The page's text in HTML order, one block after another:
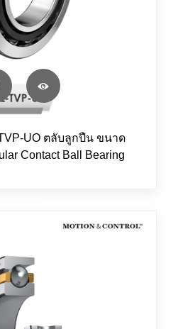
UO ตลับลูกปืน ขนาด
Contact Ball Bearing